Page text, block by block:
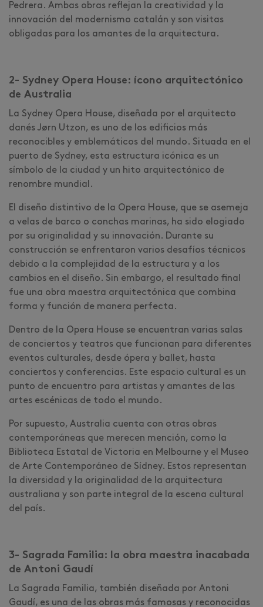
Pedrera. Ambas obras reflejan la creatividad y la
innovación del modernismo catalán y son visitas
obligadas para los amantes de la arquitectura.
2- Sydney Opera House: ícono arquitectónico
de Australia
La Sydney Opera House, diseñada por el arquitecto
danés Jørn Utzon, es uno de los edificios más
reconocibles y emblemáticos del mundo. Situada en el
puerto de Sydney, esta estructura icónica es un
símbolo de la ciudad y un hito arquitectónico de
renombre mundial.
El diseño distintivo de la Opera House, que se asemeja
a velas de barco o conchas marinas, ha sido elogiado
por su originalidad y su innovación. Durante su
construcción se enfrentaron varios desafíos técnicos
debido a la complejidad de la estructura y a los
cambios en el diseño. Sin embargo, el resultado final
fue una obra maestra arquitectónica que combina
forma y función de manera perfecta.
Dentro de la Opera House se encuentran varias salas
de conciertos y teatros que funcionan para diferentes
eventos culturales, desde ópera y ballet, hasta
conciertos y conferencias. Este espacio cultural es un
punto de encuentro para artistas y amantes de las
artes escénicas de todo el mundo.
Por supuesto, Australia cuenta con otras obras
contemporáneas que merecen mención, como la
Biblioteca Estatal de Victoria en Melbourne y el Museo
de Arte Contemporáneo de Sídney. Estos representan
la diversidad y la originalidad de la arquitectura
australiana y son parte integral de la escena cultural
del país.
3- Sagrada Familia: la obra maestra inacabada
de Antoni Gaudí
La Sagrada Familia, también diseñada por Antoni
Gaudí, es una de las obras más famosas y reconocidas